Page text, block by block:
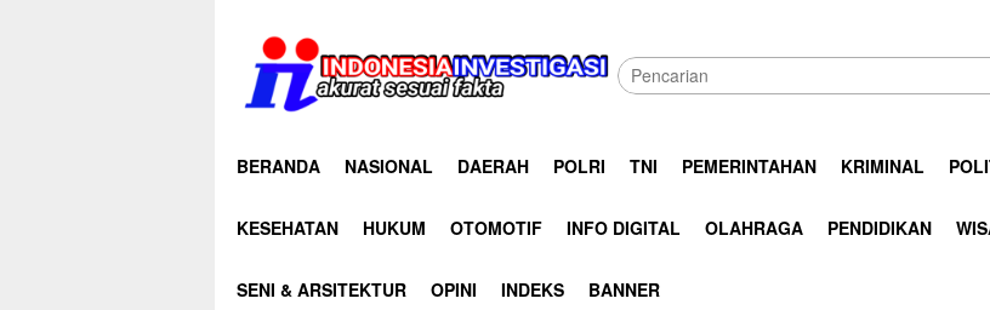
konten
BERANDA NASIONAL DAERAH POLRI TNI PEMERINTAHAN KRIMINAL
KESEHATAN HUKUM OTOMOTIF INFO DIGITAL OLAHRAGA PENDIDIKAN
SENI & ARSITEKTUR OPINI INDEKS BANNER